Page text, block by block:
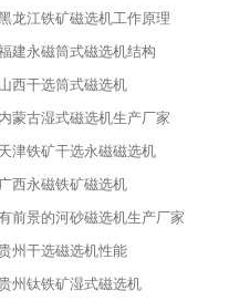
龙江铁矿磁选机工作原理
建永磁筒式磁选机结构
山西干选筒式磁选机
内蒙古湿式磁选机生产厂家
天津铁矿干选永磁磁选机
广西永磁铁矿磁选机
前景的河砂磁选机生产厂家
州干选磁选机性能
州钛铁矿湿式磁选机